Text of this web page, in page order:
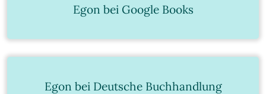
Egon bei Google Books
Egon bei Deutsche Buchhandlung